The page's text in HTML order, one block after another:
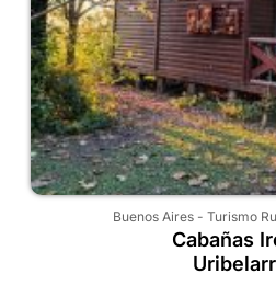
Buenos Aires - Turismo
Cabañas